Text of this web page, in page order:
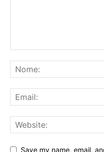
Save my name, email,